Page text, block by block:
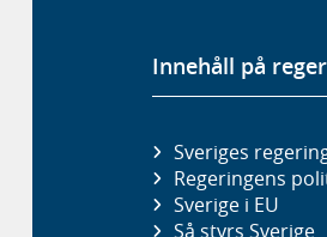
Innehåll på
Sveriges
Regeringens
Sverige i EU
Så styrs Sverige